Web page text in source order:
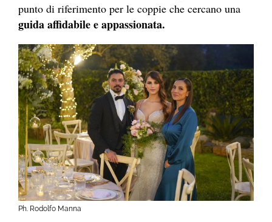
punto di riferimento per le coppie che cercano una
guida affidabile e appassionata.
Ph. Rodolfo Manna